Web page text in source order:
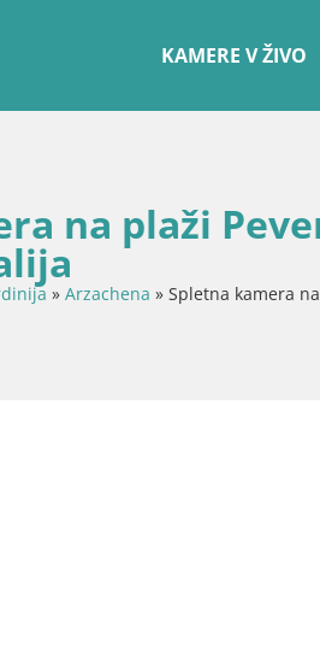
KAMERE V ŽIVO
na plaži
» Arzachena » Spletna kamera